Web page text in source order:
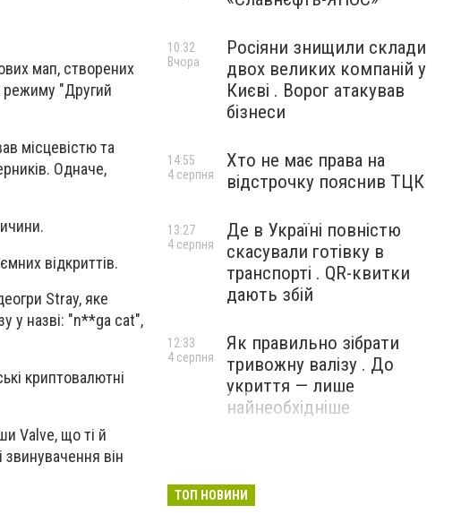
мап, створених
режиму "Другий
місцевістю та
Одначе,
відкриттів.
Stray, яке
у назві: "n**ga cat",
криптовалютні
Valve, що ті й
звинувачення він
Росіяни знищили склади
двох великих компаній у
Києві . Ворог атакував
бізнеси
10:32
Вчора
Хто не має права на
відстрочку пояснив ТЦК
14:55
4 серпня
Де в Україні повністю
скасували готівку в
транспорті . QR-квитки
дають збій
13:27
4 серпня
Як правильно зібрати
тривожну валізу . До
укриття — лише
найнеобхідніше
12:33
4 серпня
ТОП НОВИНИ